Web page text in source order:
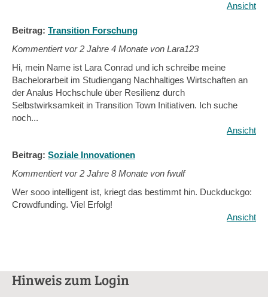
Ansicht
Beitrag: Transition Forschung
Kommentiert vor2 Jahre 4 Monate von Lara123
Hi, mein Name ist Lara Conrad und ich schreibe meine
Bachelorarbeit im Studiengang Nachhaltiges Wirtschaften an
der Analus Hochschule über Resilienz durch
Selbstwirksamkeit in Transition Town Initiativen. Ich suche
noch...
Ansicht
Beitrag: Soziale Innovationen
Kommentiert vor2 Jahre 8 Monate von fwulf
Wer sooo intelligent ist, kriegt das bestimmt hin. Duckduckgo:
Crowdfunding. Viel Erfolg!
Ansicht
Hinweis zum Login